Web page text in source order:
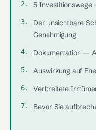
5 Investitionswege
Der unsichtbare
Genehmigung
Dokumentation —
Auswirkung auf
Verbreitete
Bevor Sie